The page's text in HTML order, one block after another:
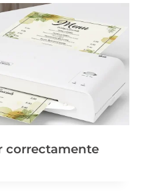
correctamente